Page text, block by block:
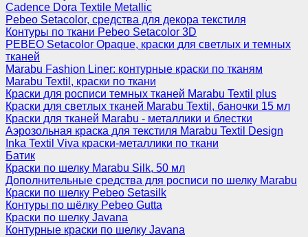
Cadence Dora Textile Metallic
Pebeo Setacolor, средства для декора текстиля
Контуры по ткани Pebeo Setacolor 3D
PEBEO Setacolor Opaque, краски для светлых и темных
тканей
Marabu Fashion Liner: контурные краски по тканям
Marabu Textil, краски по ткани
Краски для росписи темных тканей Marabu Textil plus
Краски для светлых тканей Marabu Textil, баночки 15 мл
Краски для тканей Marabu - металлики и блестки
Аэрозольная краска для текстиля Marabu Textil Design
Inka Textil Viva краски-металлики по ткани
Батик
Краски по шелку Marabu Silk, 50 мл
Дополнительные средства для росписи по шелку Marabu
Краски по шелку Pebeo Setasilk
Контуры по шёлку Pebeo Gutta
Краски по шелку Javana
Контурные краски по шелку Javana